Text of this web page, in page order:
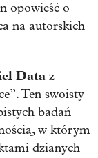
opowieść o
na autorskich
Data z
Ten swoisty
badań
w którym
dzianych